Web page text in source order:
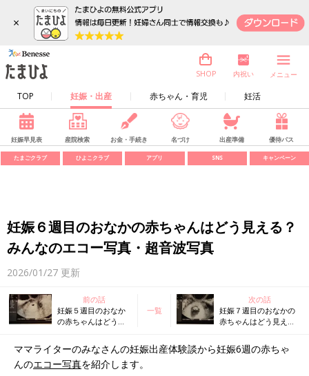
×
TOP 妊娠・出産 赤ちゃん・育児 妊活
SHOP 内祝い メニュー
妊娠早見表 産院検索 お金・手続き 名づけ 出産準備 優待パス
たまごクラブ ひよこクラブ アプリ SNS キャンペーン
妊娠６週目のおなかの赤ちゃんはどう見える？
みんなのエコー写真・超音波写真
2026/01/27 更新
前の話
妊娠５週目のおなか
の赤ちゃんはどう見
ー写真・超音波写真
一覧
次の話
妊娠７週目のおなかの
赤ちゃんはどう見え
真・超音波写真
ママライターのみなさんの妊娠出産体験談から妊娠6週の赤ちゃ
んのエコー写真を紹介します。